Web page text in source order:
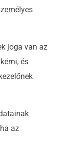
joga van az
és
az